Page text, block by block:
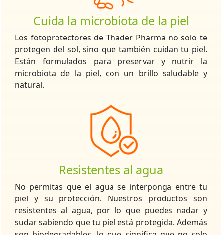
Cuida la microbiota de la piel
Los fotoprotectores de Thader Pharma no solo te
protegen del sol, sino que también cuidan tu piel.
Están formulados para preservar y nutrir la
microbiota de la piel, con un brillo saludable y
natural.
Resistentes al agua
No permitas que el agua se interponga entre tu
piel y su protección. Nuestros productos son
resistentes al agua, por lo que puedes nadar y
sudar sabiendo que tu piel está protegida. Además